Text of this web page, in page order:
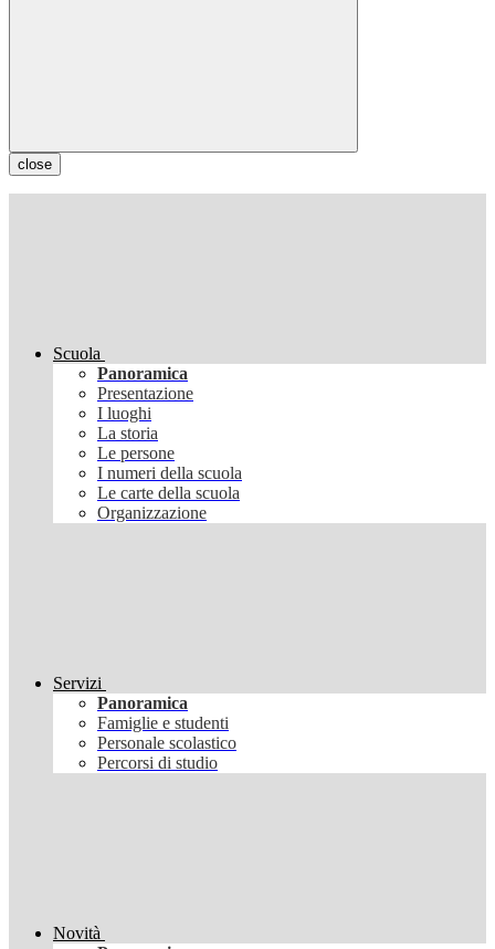
close
Scuola
Panoramica
Presentazione
I luoghi
La storia
Le persone
I numeri della scuola
Le carte della scuola
Organizzazione
Servizi
Panoramica
Famiglie e studenti
Personale scolastico
Percorsi di studio
Novità